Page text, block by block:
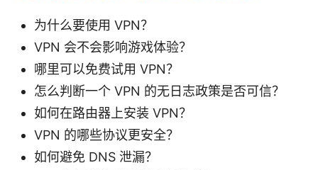
为什么要使用 VPN？
VPN 会不会影响游戏体验？
哪里可以免费试用 VPN？
怎么判断一个 VPN 的无日志政策是否可信？
如何在路由器上安装 VPN？
VPN 的哪些协议更安全？
如何避免 DNS 泄漏？